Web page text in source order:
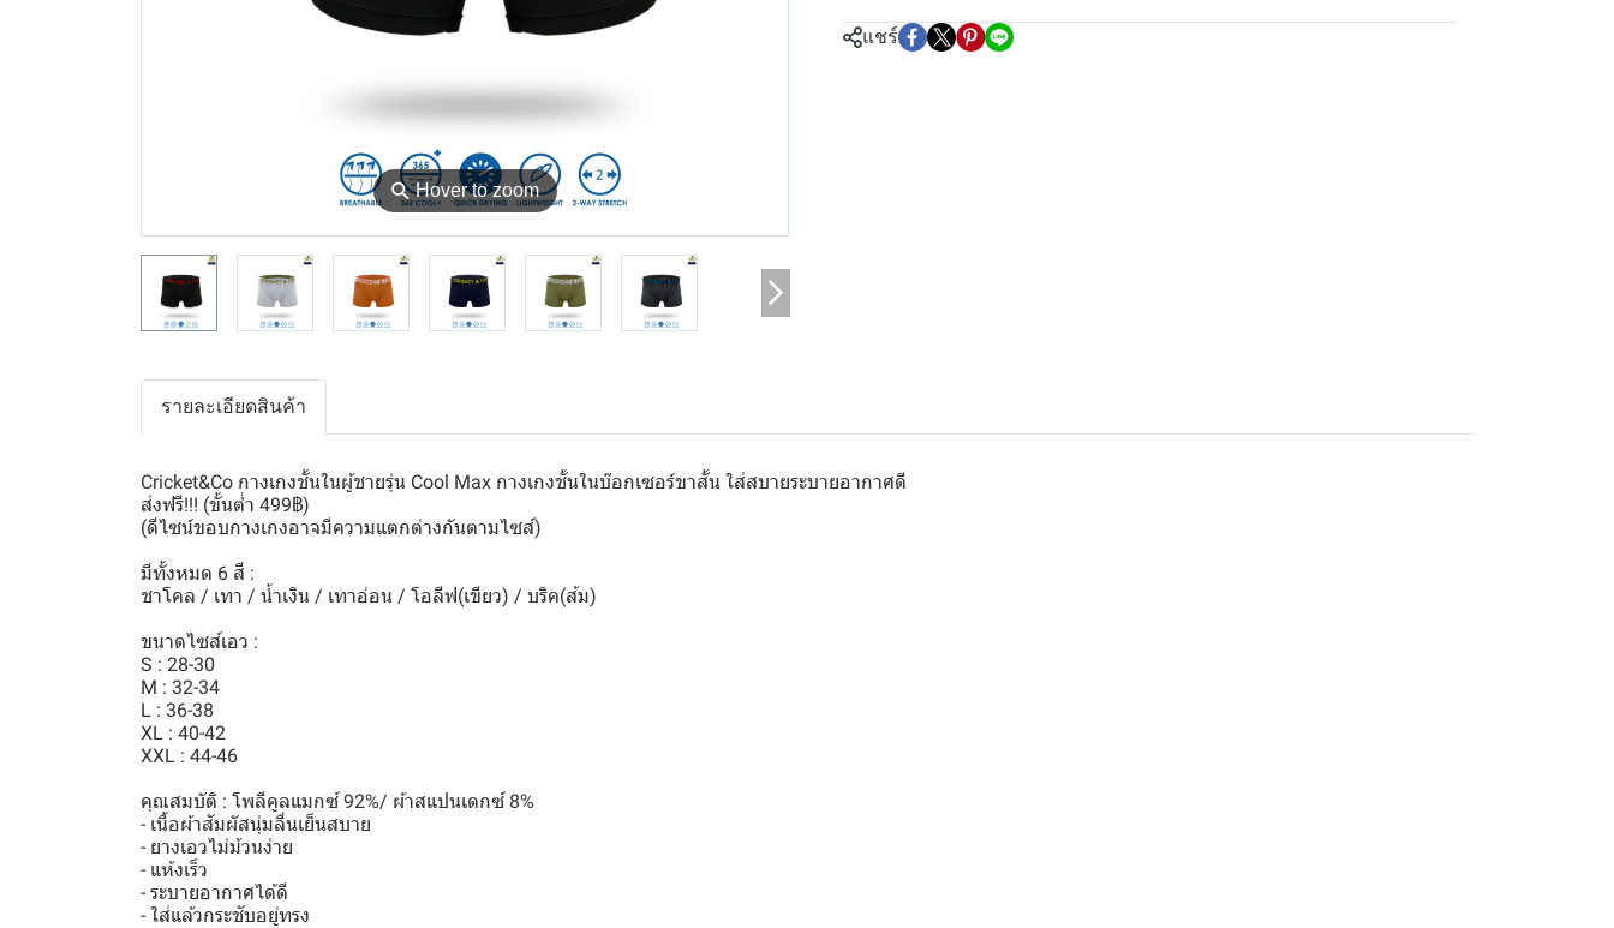
⚲Hover to zoom
แชร์
รายละเอียดสินค้า
Cricket&Co กางเกงชั้นในผู้ชายรุ่น Cool Max กางเกงชั้นในบ๊อกเซอร์ขาสั้น ใส่สบายระบายอากาศดี
ส่งฟรี!!! (ขั้นต่ำ 499฿)
(ดีไซน์ขอบกางเกงอาจมีความแตกต่างกันตามไซส์)
มีทั้งหมด 6 สี :
ชาโคล / เทา / น้ำเงิน / เทาอ่อน / โอลีฟ(เขียว) / บริค(ส้ม)
ขนาดไซส์เอว :
S : 28-30
M : 32-34
L : 36-38
XL : 40-42
XXL : 44-46
คุณสมบัติ : โพลีคูลแมกซ์ 92%/ ผ้าสแปนเดกซ์ 8%
- เนื้อผ้าสัมผัสนุ่มลื่นเย็นสบาย
- ยางเอวไม่ม้วนง่าย
- แห้งเร็ว
- ระบายอากาศได้ดี
- ใส่แล้วกระชับอยู่ทรง